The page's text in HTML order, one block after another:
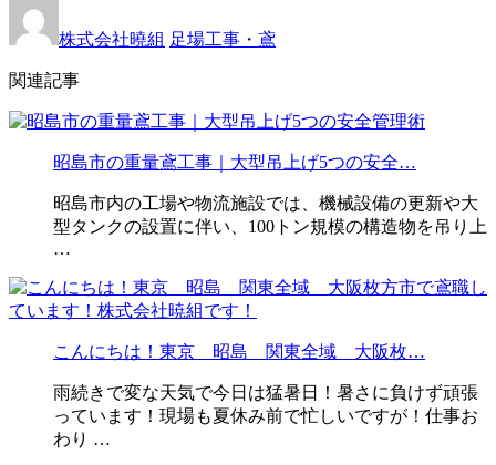
株式会社曉組 足場工事・鳶
関連記事
昭島市の重量鳶工事｜大型吊上げ5つの安全…
昭島市内の工場や物流施設では、機械設備の更新や大
型タンクの設置に伴い、100トン規模の構造物を吊り上
…
こんにちは！東京 昭島 関東全域 大阪枚…
雨続きで変な天気で今日は猛暑日！暑さに負けず頑張
っています！現場も夏休み前で忙しいですが！仕事お
わり …